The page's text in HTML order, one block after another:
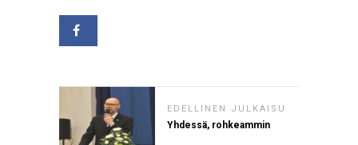
EDELLINEN JULKAISU
Yhdessä, rohkeammin